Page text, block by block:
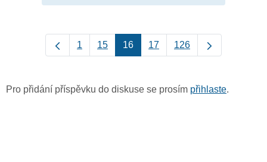
1 15 16 17 126
Pro přidání příspěvku do diskuse se prosím přihlaste.